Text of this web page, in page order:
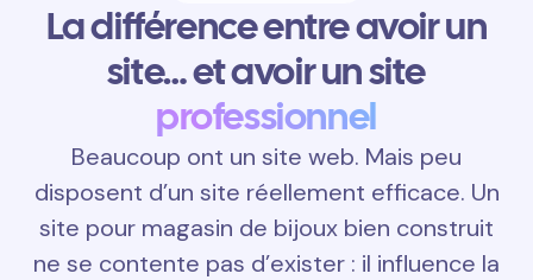
La différence entre avoir un
site… et avoir un site
professionnel
Beaucoup ont un site web. Mais peu
disposent d’un site réellement efficace. Un
site pour magasin de bijoux bien construit
ne se contente pas d’exister : il influence la